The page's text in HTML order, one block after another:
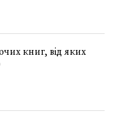
книг, від яких